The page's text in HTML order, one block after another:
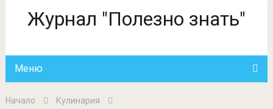
Журнал "Полезно знать"
Меню
Начало
Кулинария